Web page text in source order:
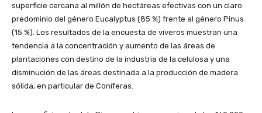
superficie cercana al millón de hectáreas efectivas con un claro
predominio del género Eucalyptus (85 %) frente al género Pinus
(15 %). Los resultados de la encuesta de viveros muestran una
tendencia a la concentración y aumento de las áreas de
plantaciones con destino de la industria de la celulosa y una
disminución de las áreas destinada a la producción de madera
sólida, en particular de Coníferas.